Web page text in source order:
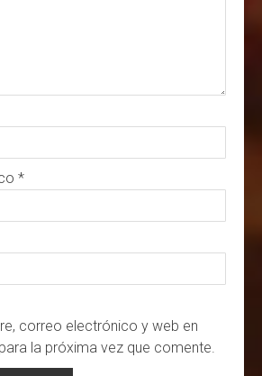
*
correo electrónico y web en
la próxima vez que comente.